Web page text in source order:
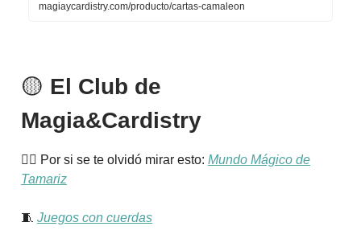
magiaycardistry.com/producto/cartas-camaleon
🟡 El Club de
Magia&Cardistry
🧝‍♂️ Por si se te olvidó mirar esto: Mundo Mágico de
Tamariz
🧵 Juegos con cuerdas